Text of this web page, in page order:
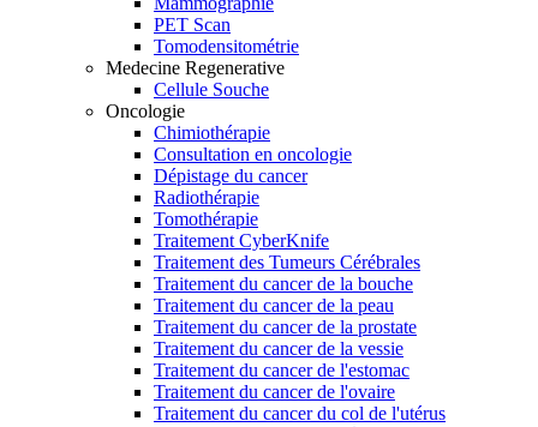
PET Scan
Tomodensitométrie
Medecine Regenerative
Cellule Souche
Oncologie
Chimiothérapie
Consultation en oncologie
Dépistage du cancer
Radiothérapie
Tomothérapie
Traitement CyberKnife
Traitement des Tumeurs Cérébrales
Traitement du cancer de la bouche
Traitement du cancer de la peau
Traitement du cancer de la prostate
Traitement du cancer de la vessie
Traitement du cancer de l'estomac
Traitement du cancer de l'ovaire
Traitement du cancer du col de l'utérus